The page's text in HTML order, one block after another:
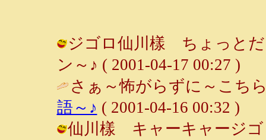
ジゴロ仙川樣 ちょっとだ
ン～♪ ( 2001-04-17 00:27 )
さぁ～怖がらずに～こ
語～♪ ( 2001-04-16 00:32 )
仙川樣 キャーキャージ